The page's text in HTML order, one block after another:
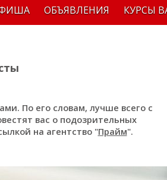
ОБЪЯВЛЕНИЯ КУРСЫ
По его словам, лучше всего с
вас о подозрительных
на агентство "Прайм".